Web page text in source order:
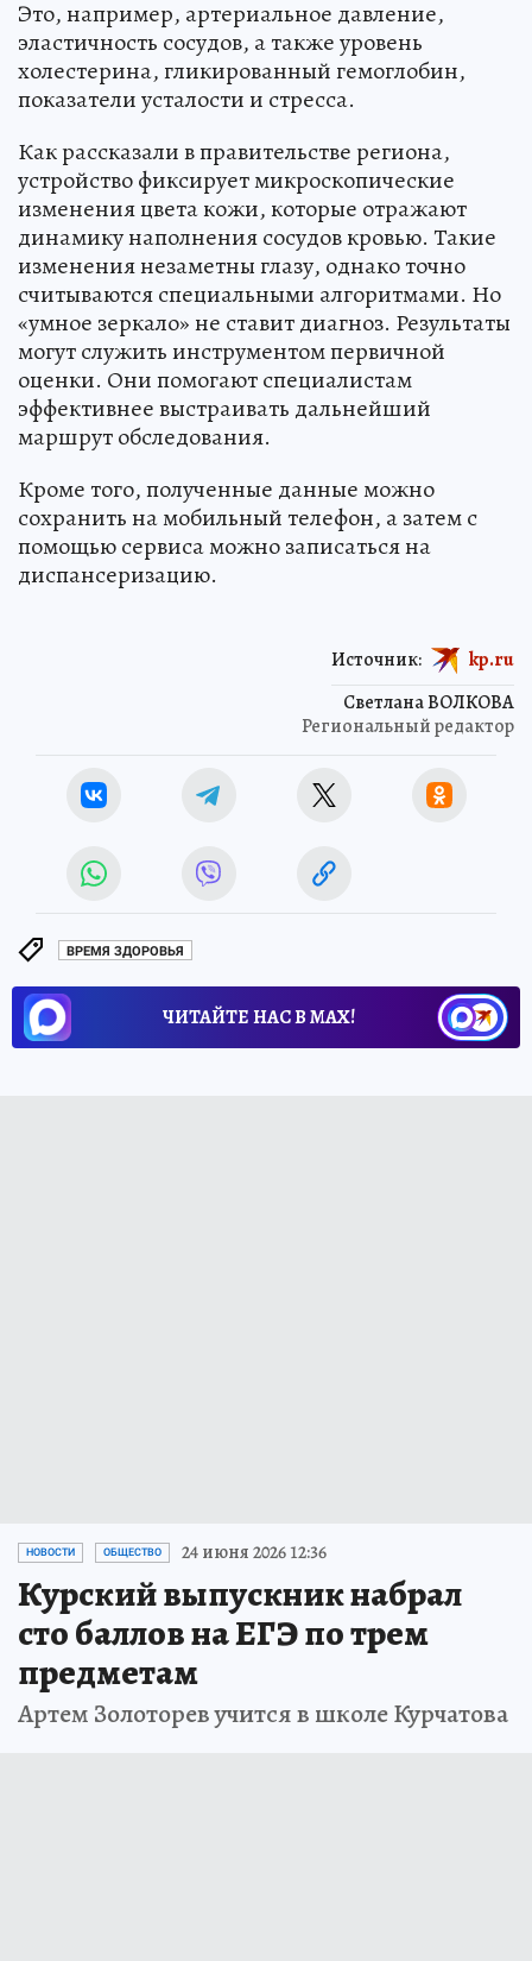
Это, например, артериальное давление,
эластичность сосудов, а также уровень
холестерина, гликированный гемоглобин,
показатели усталости и стресса.
Как рассказали в правительстве региона,
устройство фиксирует микроскопические
изменения цвета кожи, которые отражают
динамику наполнения сосудов кровью. Такие
изменения незаметны глазу, однако точно
считываются специальными алгоритмами. Но
«умное зеркало» не ставит диагноз. Результаты
могут служить инструментом первичной
оценки. Они помогают специалистам
эффективнее выстраивать дальнейший
маршрут обследования.
Кроме того, полученные данные можно
сохранить на мобильный телефон, а затем с
помощью сервиса можно записаться на
диспансеризацию.
Светлана ВОЛКОВА
Региональный редактор
Источник: kp.ru
ВРЕМЯ ЗДОРОВЬЯ
ЧИТАЙТЕ НАС В МАХ!
НОВОСТИ ОБЩЕСТВО 24 июня 2026 12:36
Курский выпускник набрал
сто баллов на ЕГЭ по трем
предметам
Артем Золоторев учится в школе Курчатова